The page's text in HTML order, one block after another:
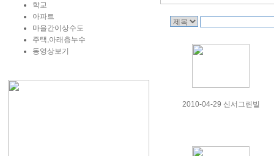
학교
아파트
마을간이상수도
주택,아래층누수
동영상보기
2010-04-29 신서그린빌